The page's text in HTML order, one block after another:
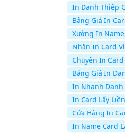
In Danh Thiếp
Bảng Giá In
Xưởng In
Nhận In Card
Chuyên In
Bảng Giá In
In Nhanh Danh
In Card Lấy Liền
Cửa Hàng In
In Name Card